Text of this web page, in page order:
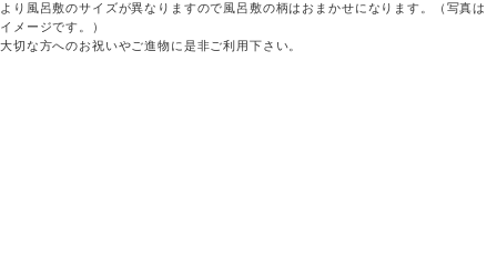
より風呂敷のサイズが異なりますので風呂敷の柄はおまかせになります。（写真は
イメージです。）
大切な方へのお祝いやご進物に是非ご利用下さい。